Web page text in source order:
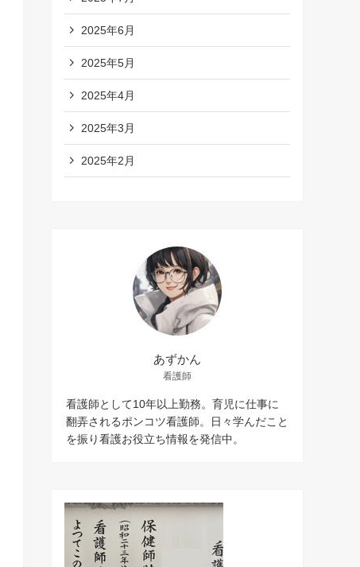
2025年6月
2025年5月
2025年4月
2025年3月
2025年2月
あずかん
看護師
看護師として10年以上勤務。育児に仕事に
翻弄されるポンコツ看護師。日々学んだこと
を振り看護お役立ち情報を発信中。